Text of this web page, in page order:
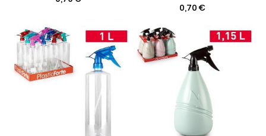
0,70 €